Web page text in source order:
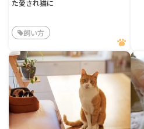
た愛され猫に
飼い方